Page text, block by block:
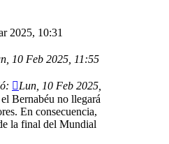
2025, 10:31
10 Feb 2025, 11:55
Lun, 10 Feb 2025,
Bernabéu no llegará
En consecuencia,
la final del Mundial